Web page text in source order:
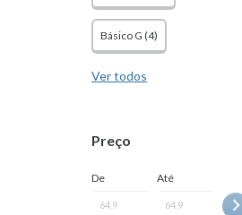
Básico G (4)
Ver todos
Preço
De Até